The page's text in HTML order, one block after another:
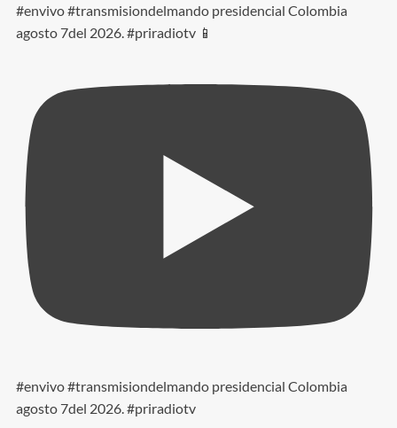
#envivo #transmisiondelmando presidencial Colombia
agosto 7del 2026. #priradiotv 📱
#envivo #transmisiondelmando presidencial Colombia
agosto 7del 2026. #priradiotv